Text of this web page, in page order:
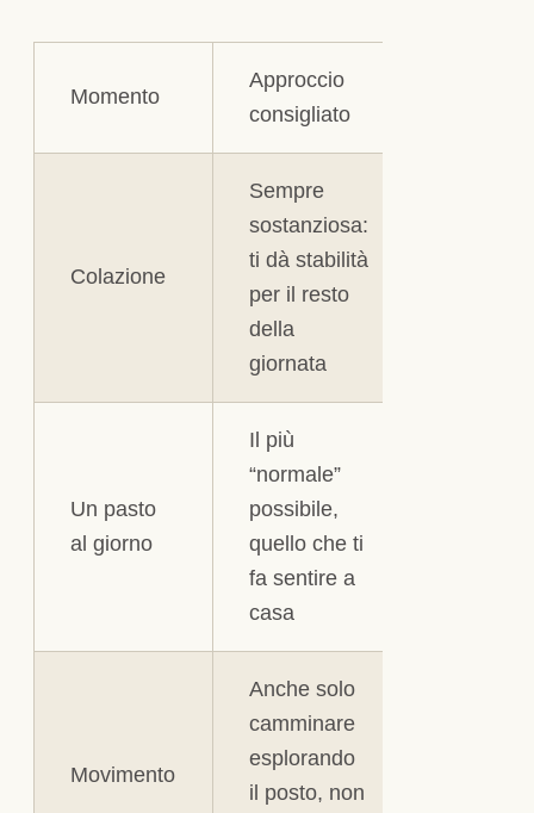
Momento
Approccio
consigliato
Colazione
Sempre
sostanziosa:
ti dà stabilità
per il resto
della
giornata
Un pasto
al giorno
Il più
“normale”
possibile,
quello che ti
fa sentire a
casa
Movimento
Anche solo
camminare
esplorando
il posto, non